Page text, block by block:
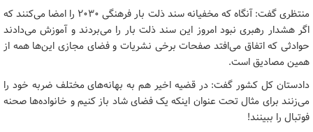
منتظری گفت: آنگاه که مخفیانه سند ذلت بار فرهنگی ٢٠٣٠ را امضا می‌کنند که
اگر هشدار رهبری نبود امروز این سند ذلت بار را می‌بردند و آموزش می‌دادند
حوادثی که اتفاق می‌افتد صفحات برخی نشریات و فضای مجازی این‌ها همه از
همین مصادیق است.
دادستان کل کشور گفت: در قضیه اخیر هم به بهانه‌های مختلف ضربه خود را
می‌زنند برای مثال تحت عنوان اینکه یک فضای شاد باز کنیم و خانواده‌ها صحنه
فوتبال را ببینند!